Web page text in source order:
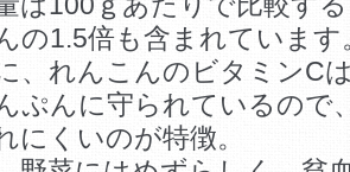
の1.5倍も含まれていま
、れんこんのビタミンC
ぷんに守られているので
にくいのが特徴。